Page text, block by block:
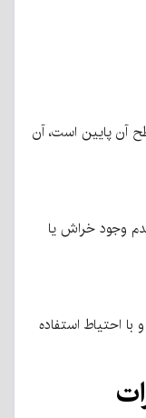
آن پایین است، آن
وجود خراش یا
احتیاط استفاده